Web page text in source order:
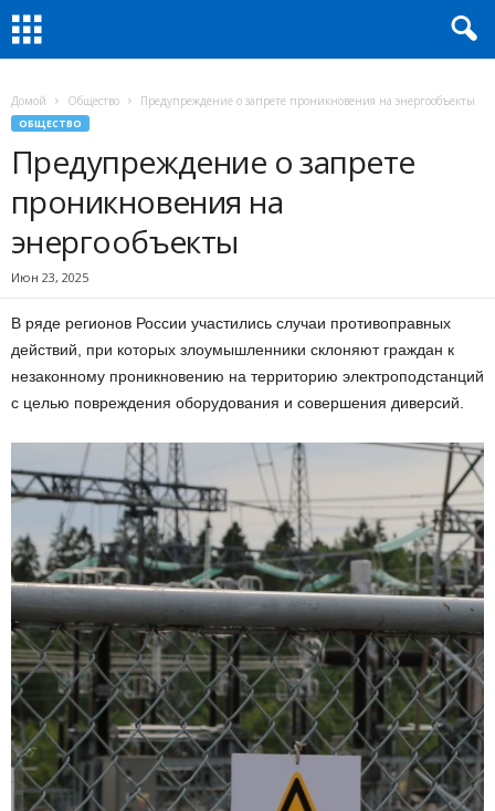
Домой Общество Предупреждение о запрете проникновения на энергообъекты
ОБЩЕСТВО
Предупреждение о запрете
проникновения на
энергообъекты
Июн 23, 2025
В ряде регионов России участились случаи противоправных
действий, при которых злоумышленники склоняют граждан к
незаконному проникновению на территорию электроподстанций
с целью повреждения оборудования и совершения диверсий.